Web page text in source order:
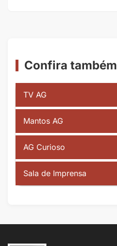
Confira também
TV AG
Mantos AG
AG Curioso
Sala de Imprensa